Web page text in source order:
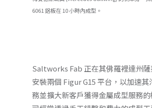
6061 鋁板在 10 小時內成型。
Saltworks Fab 正在其佛羅裡達州
安裝兩個 Figur G15 平台，以加速
務並擴大新客戶獲得金屬成型服務